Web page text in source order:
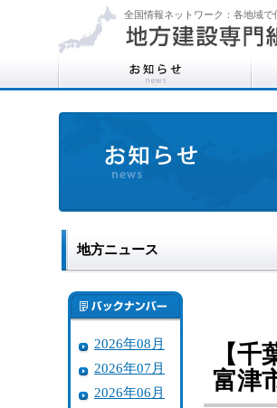
全国情報ネットワーク：各地域
地方ニュース
2026年08月
2026年07月
2026年06月
【
富津